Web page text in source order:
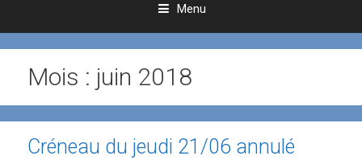
Menu
Mois : juin 2018
Créneau du jeudi 21/06 annulé